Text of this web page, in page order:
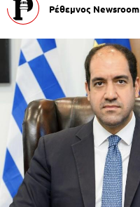
Ρέθεμνος Newsroom